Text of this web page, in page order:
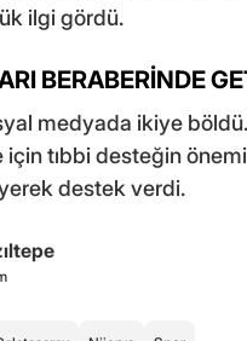
ilgi gördü.
BERABERİNDE
medyada ikiye böldü.
tıbbi desteğin
destek verdi.